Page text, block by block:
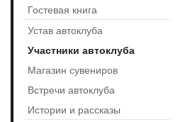
Гостевая книга
Устав автоклуба
Участники автоклуба
Магазин сувениров
Встречи автоклуба
Истории и рассказы